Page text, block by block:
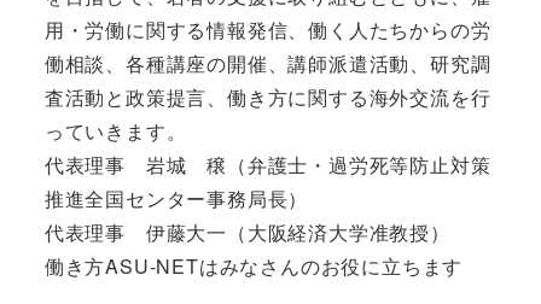
用・労働に関する情報発信、働く人たちからの労
働相談、各種講座の開催、講師派遣活動、研究調
査活動と政策提言、働き方に関する海外交流を行
っていきます。
代表理事 岩城 穣（弁護士・過労死等防止対策
推進全国センター事務局長）
代表理事 伊藤大一（大阪経済大学准教授）
働き方ASU-NETはみなさんのお役に立ちます